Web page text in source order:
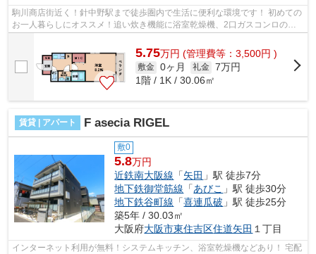
駒川商店街近く！針中野駅まで徒歩圏内で生活に便利な環境です！ 初めての
お一人暮らしにオススメ！追い炊き機能に浴室乾燥機、2口ガスコンロのシ
ステムキッチンもございます！ ■□■□...
5.75万円 (管理費等：3,500円 )
敷金 0ヶ月 礼金 7万円
1階 / 1K / 30.06㎡
賃貸 | アパート F asecia RIGEL
敷0
5.8万円
近鉄南大阪線 「矢田 」駅 徒歩7分
地下鉄御堂筋線 「あびこ 」駅 徒歩30分
地下鉄谷町線 「喜連瓜破 」駅 徒歩25分
築5年 / 30.03㎡
大阪府大阪市東住吉区住道矢田 １丁目
インターネット利用が無料！システムキッチン、浴室乾燥機などあり！ 宅配